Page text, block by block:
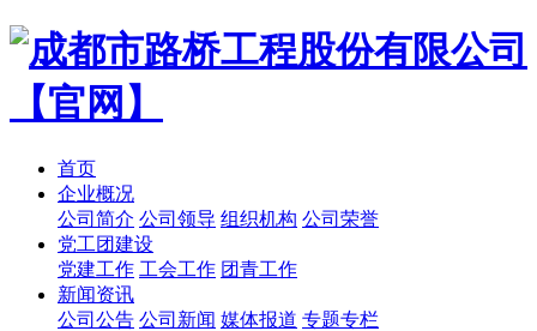
首页
企业概况
公司简介 公司领导 组织机构 公司荣誉
党工团建设
党建工作 工会工作 团青工作
新闻资讯
公司公告 公司新闻 媒体报道 专题专栏